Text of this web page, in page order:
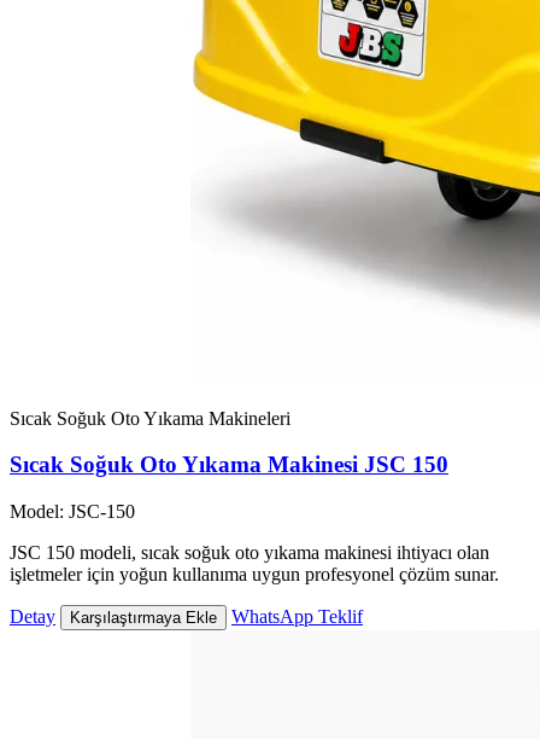
Sıcak Soğuk Oto Yıkama Makineleri
Sıcak Soğuk Oto Yıkama Makinesi JSC 150
Model: JSC-150
JSC 150 modeli, sıcak soğuk oto yıkama makinesi ihtiyacı olan
işletmeler için yoğun kullanıma uygun profesyonel çözüm sunar.
Detay Karşılaştırmaya Ekle WhatsApp Teklif